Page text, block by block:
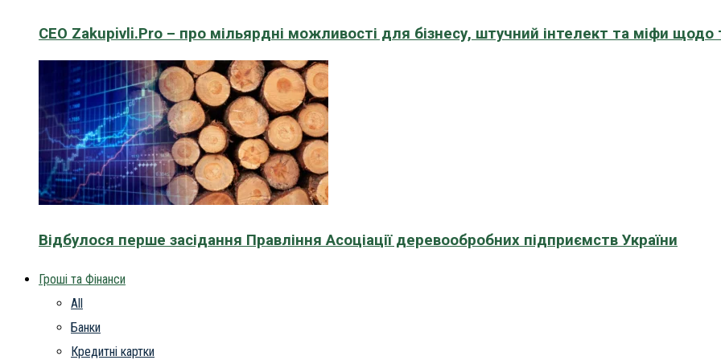
CEO Zakupivli.Pro – про мільярдні можливості для бізнесу, штучний інтелект та міфи щодо
Відбулося перше засідання Правління Асоціації деревообробних підприємств України
Гроші та Фінанси
All
Банки
Кредитні картки